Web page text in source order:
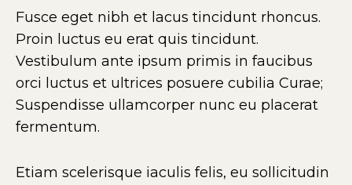
Fusce eget nibh et lacus tincidunt rhoncus.
Proin luctus eu erat quis tincidunt.
Vestibulum ante ipsum primis in faucibus
orci luctus et ultrices posuere cubilia Curae;
Suspendisse ullamcorper nunc eu placerat
fermentum.
Etiam scelerisque iaculis felis, eu sollicitudin